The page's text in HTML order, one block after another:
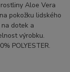
Aloe Vera
pokožku lidského
dotek a
výrobku.
POLYESTER.